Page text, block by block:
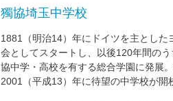
獨協埼玉中学校
1881（明治14）年にドイツを主とし
会としてスタートし、以後120年間の
協中学・高校を有する総合学園に発展
2001（平成13）年に待望の中学校が開